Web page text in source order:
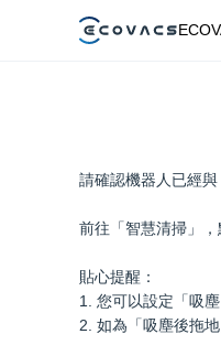
請確認機器人已經
前往「智慧清掃」
貼心提醒：
1. 您可以設定「吸
2. 如為「吸塵後拖